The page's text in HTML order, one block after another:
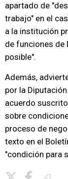
apartado de
trabajo" en el
a la institución
de funciones de
posible".
Además,
por la
acuerdo
sobre
proceso de
texto en el
"condición para